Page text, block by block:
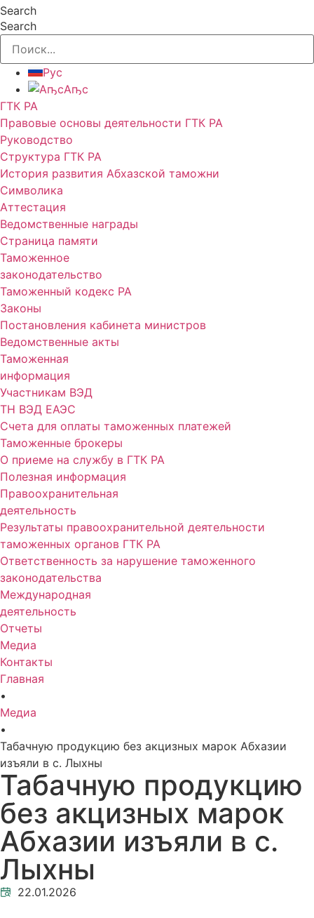
Search
Search
Рус
Аҧс
ГТК РА
Правовые основы деятельности ГТК РА
Руководство
Структура ГТК РА
История развития Абхазской таможни
Символика
Аттестация
Ведомственные награды
Страница памяти
Таможенное
законодательство
Таможенный кодекс РА
Законы
Постановления кабинета министров
Ведомственные акты
Таможенная
информация
Участникам ВЭД
ТН ВЭД ЕАЭС
Счета для оплаты таможенных платежей
Таможенные брокеры
О приеме на службу в ГТК РА
Полезная информация
Правоохранительная
деятельность
Результаты правоохранительной деятельности
таможенных органов ГТК РА
Ответственность за нарушение таможенного
законодательства
Международная
деятельность
Отчеты
Медиа
Контакты
Главная
•
Медиа
•
Табачную продукцию без акцизных марок Абхазии
изъяли в с. Лыхны
Табачную продукцию
без акцизных марок
Абхазии изъяли в с.
Лыхны
22.01.2026